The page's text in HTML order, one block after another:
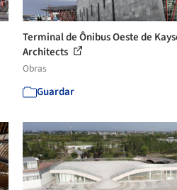
Terminal de Ônibus Oeste de
Architects
Obras
Guardar